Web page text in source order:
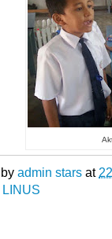
admin stars at
LINUS